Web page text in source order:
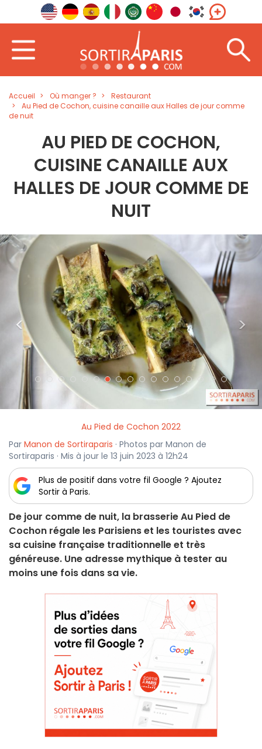
Accueil Où manger ?
Restaurant
Au Pied de Cochon, cuisine canaille aux Halles de jour comme
de nuit
AU PIED DE COCHON,
CUISINE CANAILLE AUX
HALLES DE JOUR COMME DE
NUIT
< >
Au Pied de Cochon 2022
Par Manon de Sortiraparis · Photos par Manon de
Sortiraparis · Mis à jour le 13 juin 2023 à 12h24
Plus de positif dans votre fil Google ? Ajoutez
Sortir à Paris.
De jour comme de nuit, la brasserie Au Pied de
Cochon régale les Parisiens et les touristes avec
sa cuisine française traditionnelle et très
généreuse. Une adresse mythique à tester au
moins une fois dans sa vie.